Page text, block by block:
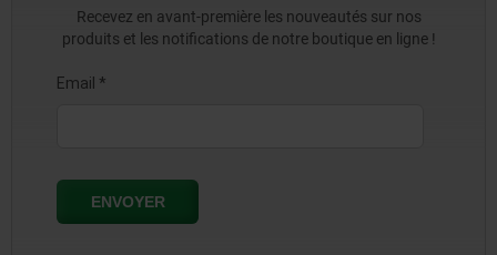
Recevez en avant-première les nouveautés sur nos
produits et les notifications de notre boutique en ligne !